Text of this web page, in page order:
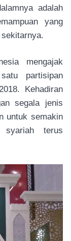
adalah
yang
mengajak
partisipan
Kehadiran
segala jenis
untuk semakin
syariah terus